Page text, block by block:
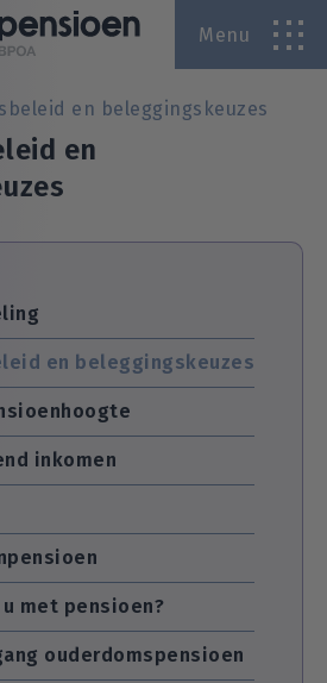
Menu
en beleggingskeuzes
en
en beleggingskeuzes
inkomen
met pensioen?
ouderdomspensioen